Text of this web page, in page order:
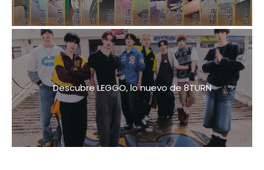
Descubre LEGGO, lo nuevo de 8TURN